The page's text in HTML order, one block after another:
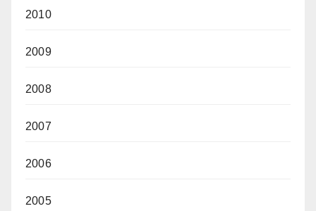
2010
2009
2008
2007
2006
2005